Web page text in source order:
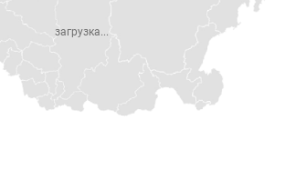
загрузка...